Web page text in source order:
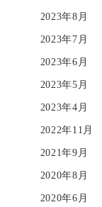
2023年8月
2023年7月
2023年6月
2023年5月
2023年4月
2022年11月
2021年9月
2020年8月
2020年6月